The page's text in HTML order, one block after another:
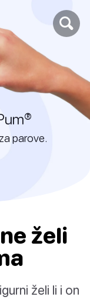
parove.
želi
želi li i on